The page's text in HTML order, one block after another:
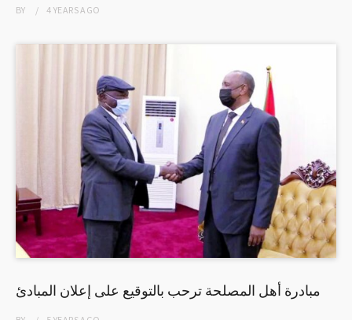
BY 4 YEARSAGO
مبادرة أهل المصلحة ترحب بالتوقيع على إعلان المبادئ